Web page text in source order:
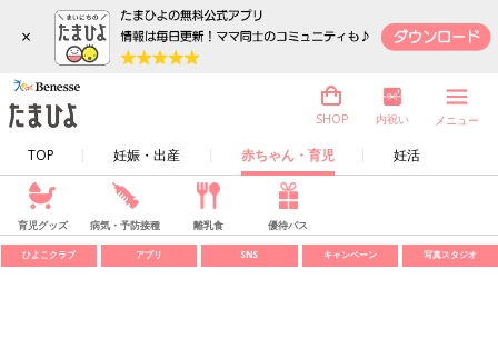
×
TOP 妊娠・出産 赤ちゃん・育児 妊活
SHOP 内祝い メニュー
育児グッズ 病気・予防接種 離乳食 優待パス
ひよこクラブ アプリ SNS キャンペーン 写真スタジオ